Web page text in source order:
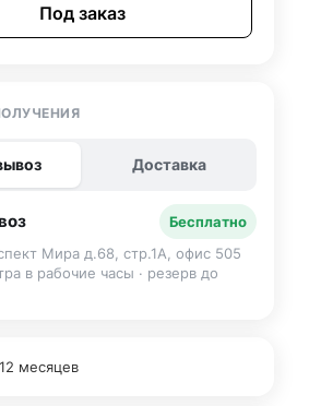
Под заказ
Доставка
Бесплатно
Мира д.68, стр.1А, офис 505
в рабочие часы · резерв до
месяцев